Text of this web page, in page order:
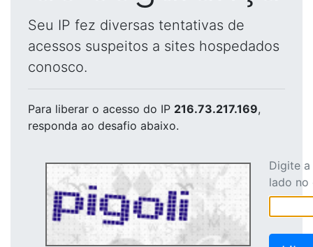
Seu IP fez diversas tentativas de
acessos suspeitos a sites hospedados
conosco.
Para liberar o acesso do IP 216.73.217.169,
responda ao desafio abaixo.
Digite
lado no